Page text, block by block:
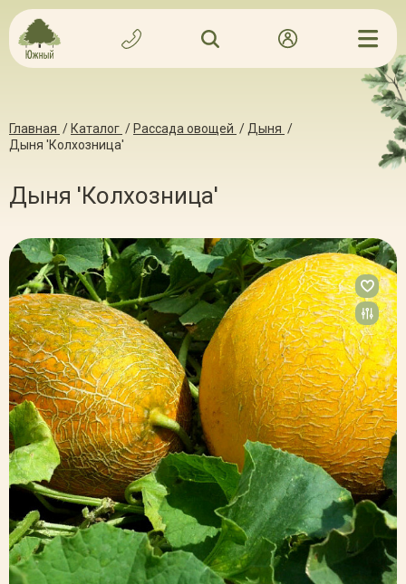
Главная / Каталог / Рассада овощей / Дыня /
Дыня 'Колхозница'
Дыня 'Колхозница'